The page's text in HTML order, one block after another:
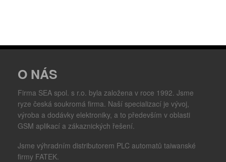
O NÁS
Firma SEA spol. s r.o. byla založena v roce 1992. Jsme
ryze česká soukromá firma. Naší specializací je vývoj,
výroba a dodávky elektroniky, a to především v oblasti
GSM aplikací a zákaznických řešení.
Jsme výhradním distributorem PLC automatů taiwanské
firmy FATEK.